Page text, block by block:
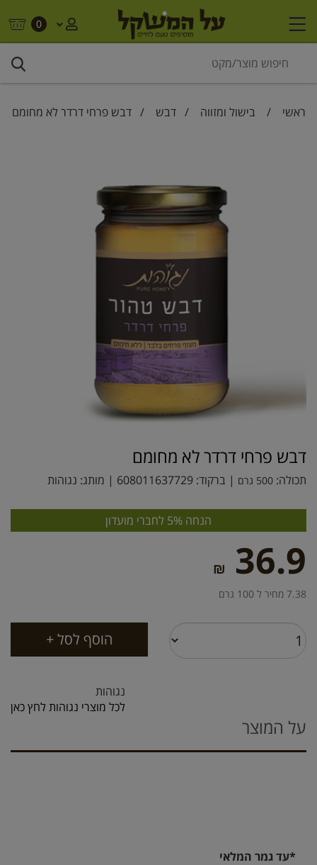
0
ראשי / בישול ומזווה /דבש / דבש פרחי דרדר לא מחומם
דבש פרחי דרדר לא מחומם
תכולה: 500 גרם | ברקוד: 608011637729 | מותג: נגוהות
הנחה 5% לחברי מועדון
36.9
₪
7.38 מחיר ל 100 גרם
נגוהות
לכל מוצרי נגוהות לחץ כאן
על המוצר
*עד גמר המלאי